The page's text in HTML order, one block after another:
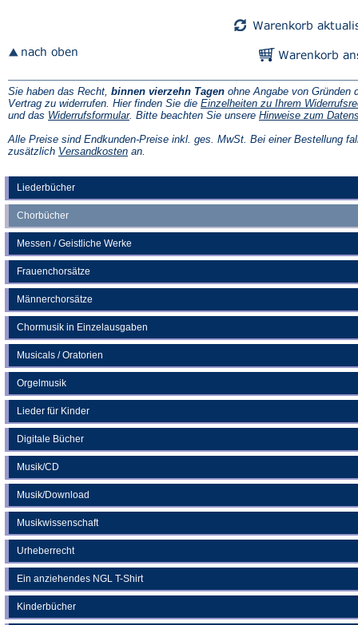
Liederbücher
Chorbücher
Messen / Geistliche Werke
Frauenchorsätze
Männerchorsätze
Chormusik in Einzelausgaben
Musicals / Oratorien
Orgelmusik
Lieder für Kinder
Digitale Bücher
Musik/CD
Musik/Download
Musikwissenschaft
Urheberrecht
Ein anziehendes NGL T-Shirt
Kinderbücher
Sie haben das Recht, binnen vierzehn Tagen ohne Angabe von Gründen
Vertrag zu widerrufen. Hier finden Sie die Einzelheiten zu Ihrem
und das Widerrufsformular(Öffnet
einem
neuen
. Bitte beachten Sie unsere Hinweise zum
Alle Preise sind Endkunden-Preise inkl. ges. MwSt. Bei einer Bestellung
zusätzlich Versandkosten(Öffnet
an.